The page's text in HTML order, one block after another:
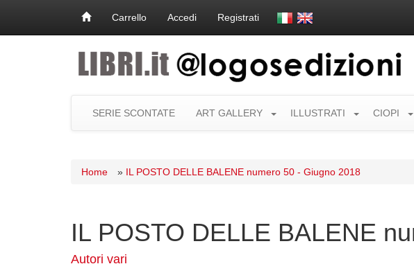
Carrello Accedi Registrati
SERIE SCONTATE ART GALLERY ILLUSTRATI CIOPI
Home » IL POSTO DELLE BALENE numero 50 - Giugno 2018
IL POSTO DELLE BALENE
Autori vari